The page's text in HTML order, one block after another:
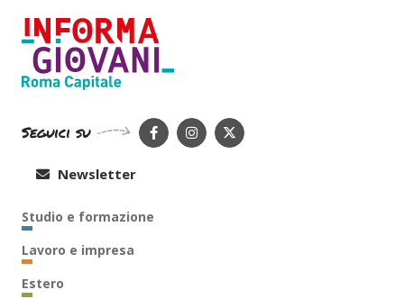
Seguici su
Newsletter
Studio e formazione
Lavoro e impresa
Estero